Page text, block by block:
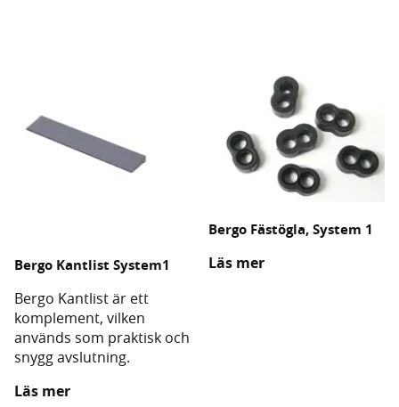
Bergo Kantlist System1
Bergo Kantlist är ett
komplement, vilken
används som praktisk och
snygg avslutning.
Läs mer
Bergo Fästögla, System 1
Läs mer